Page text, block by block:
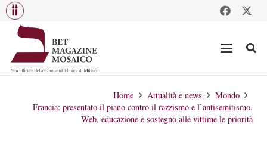
Home Attualità e news
Mondo
Francia: presentato il piano contro il razzismo e l’antisemitismo.
Web, educazione e sostegno alle vittime le priorità